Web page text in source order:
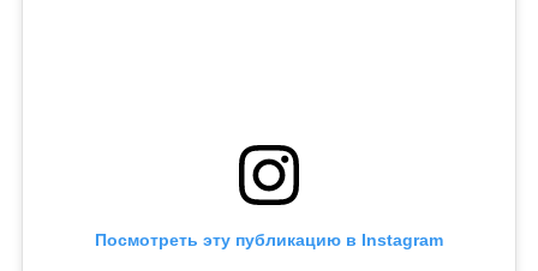
Посмотреть эту публикацию в Instagram